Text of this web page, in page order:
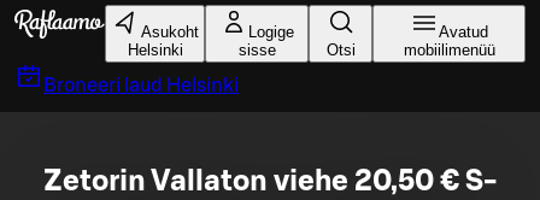
Liigu peamise sisu juurde
Asukoht
Helsinki
Logige
sisse
Otsi
Avatud
mobiilimenüü
Broneeri laud Helsinki
Zetorin Vallaton viehe 20,50 € S-